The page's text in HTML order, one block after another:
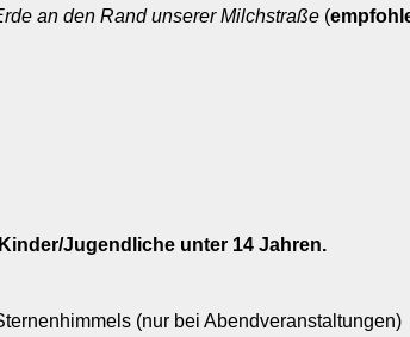
an den Rand unserer Milchstraße (
Jugendliche unter 14 Jahren.
(nur bei Abendveranstaltungen)